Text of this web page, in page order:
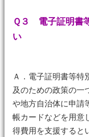
Ｑ３ 電子証明書
い
Ａ．電子証明書等特
及のための政策の一
や地方自治体に申請
帳カードなどを用意
得費用を支援すると